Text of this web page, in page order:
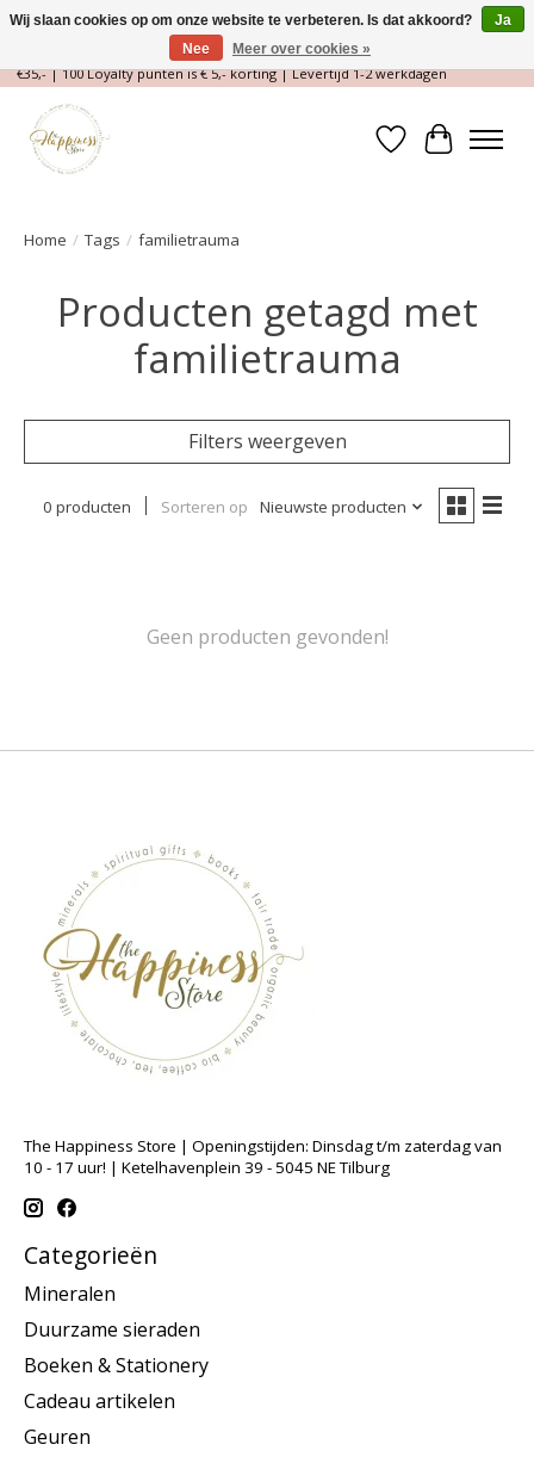
Magische Conceptstore, Edelstenen & Spirituele winkel | Gratis verzending >
€35,- | 100 Loyalty punten is € 5,- korting | Levertijd 1-2 werkdagen
Verlanglijst
Home / Tags / familietrauma
Producten getagd met
familietrauma
Filters weergeven
0 producten Sorteren op Nieuwste producten
Geen producten gevonden!
The Happiness Store | Openingstijden: Dinsdag t/m zaterdag van
10 - 17 uur! | Ketelhavenplein 39 - 5045 NE Tilburg
Categorieën
Mineralen
Duurzame sieraden
Boeken & Stationery
Cadeau artikelen
Geuren
Wij slaan cookies op om onze website te verbeteren. Is dat akkoord?
Ja
Nee
Meer over cookies »